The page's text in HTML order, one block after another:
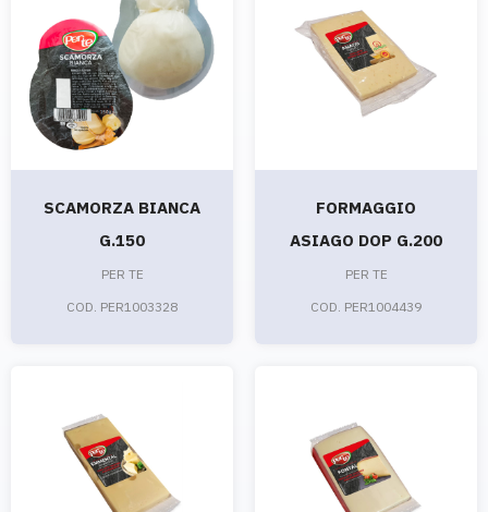
SCAMORZA BIANCA
G.150
PER TE
COD. PER1003328
FORMAGGIO
ASIAGO DOP G.200
PER TE
COD. PER1004439